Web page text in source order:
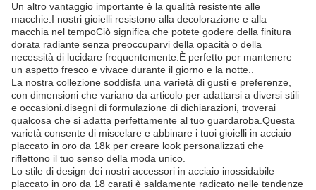
Un altro vantaggio importante è la qualità resistente alle
macchie.I nostri gioielli resistono alla decolorazione e alla
macchia nel tempoCiò significa che potete godere della finitura
dorata radiante senza preoccuparvi della opacità o della
necessità di lucidare frequentemente.È perfetto per mantenere
un aspetto fresco e vivace durante il giorno e la notte..
La nostra collezione soddisfa una varietà di gusti e preferenze,
con dimensioni che variano da articolo per adattarsi a diversi stili
e occasioni.disegni di formulazione di dichiarazioni, troverai
qualcosa che si adatta perfettamente al tuo guardaroba.Questa
varietà consente di miscelare e abbinare i tuoi gioielli in acciaio
placcato in oro da 18k per creare look personalizzati che
riflettono il tuo senso della moda unico.
Lo stile di design dei nostri accessori in acciaio inossidabile
placcato in oro da 18 carati è saldamente radicato nelle tendenze